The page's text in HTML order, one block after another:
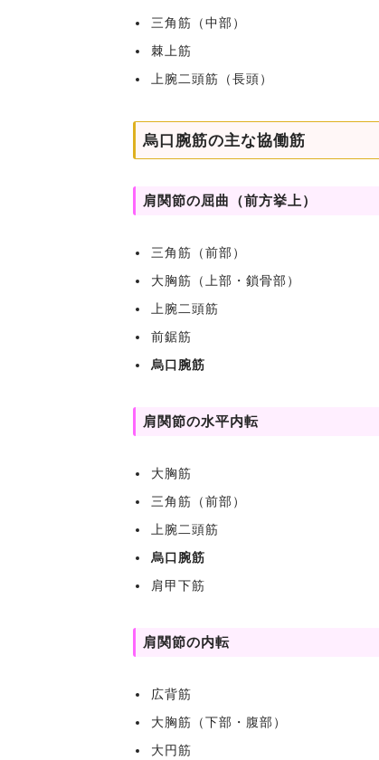
三角筋（中部）
棘上筋
上腕二頭筋（長頭）
烏口腕筋の主な協働筋
肩関節の屈曲（前方挙上）
三角筋（前部）
大胸筋（上部・鎖骨部）
上腕二頭筋
前鋸筋
烏口腕筋
肩関節の水平内転
大胸筋
三角筋（前部）
上腕二頭筋
烏口腕筋
肩甲下筋
肩関節の内転
広背筋
大胸筋（下部・腹部）
大円筋